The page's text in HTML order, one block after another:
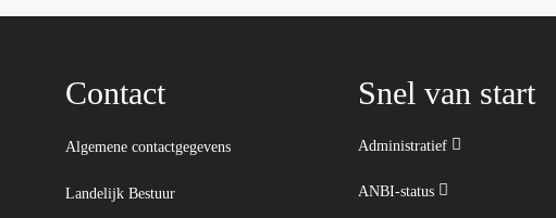
Contact
Algemene contactgegevens
Landelijk Bestuur
Snel van start
Administratief
ANBI-status